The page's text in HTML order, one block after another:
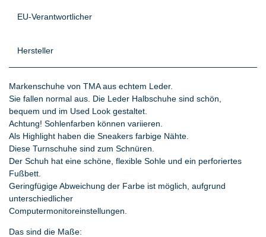
EU-Verantwortlicher
Hersteller
Markenschuhe von TMA aus echtem Leder.
Sie fallen normal aus. Die Leder Halbschuhe sind schön,
bequem und im Used Look gestaltet.
Achtung! Sohlenfarben können variieren.
Als Highlight haben die Sneakers farbige Nähte.
Diese Turnschuhe sind zum Schnüren.
Der Schuh hat eine schöne, flexible Sohle und ein perforiertes
Fußbett.
Geringfügige Abweichung der Farbe ist möglich, aufgrund
unterschiedlicher
Computermonitoreinstellungen.
Das sind die Maße: